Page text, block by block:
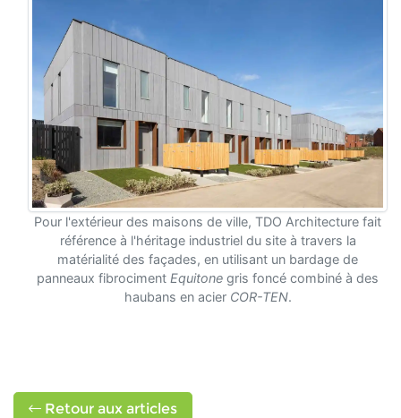
Pour l'extérieur des maisons de ville, TDO Architecture fait
référence à l'héritage industriel du site à travers la
matérialité des façades, en utilisant un bardage de
panneaux fibrociment Equitone gris foncé combiné à des
haubans en acier COR-TEN.
Retour aux articles